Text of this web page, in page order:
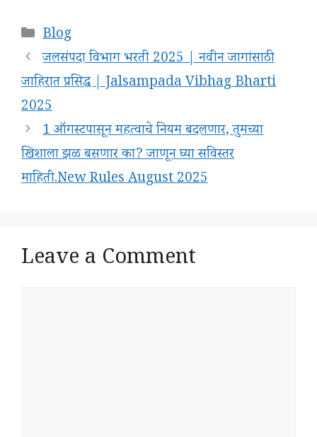
Categories
Blog
जलसंपदा विभाग भरती 2025 | नवीन जागांसाठी
जाहिरात प्रसिद्ध | Jalsampada Vibhag Bharti
2025
1 ऑगस्टपासून महत्वाचे नियम बदलणार, तुमच्या
खिशाला झळ बसणार का? जाणून घ्या सविस्तर
माहिती.New Rules August 2025
Leave a Comment